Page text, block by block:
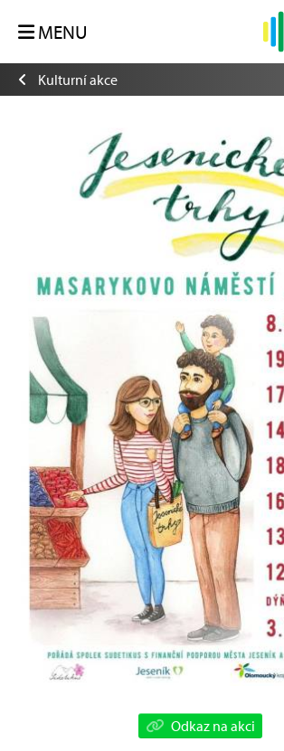
MENU
Kulturní akce
Odkaz na akci